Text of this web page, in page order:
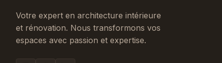
Votre expert en architecture intérieure
et rénovation. Nous transformons vos
espaces avec passion et expertise.